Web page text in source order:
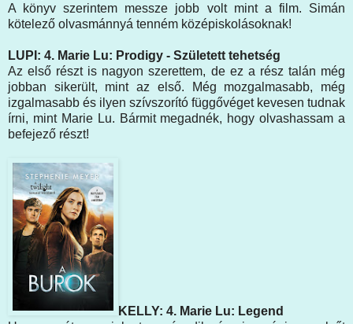
A könyv szerintem messze jobb volt mint a film. Simán
kötelező olvasmánnyá tenném középiskolásoknak!
LUPI: 4. Marie Lu: Prodigy - Született tehetség
Az első részt is nagyon szerettem, de ez a rész talán még
jobban sikerült, mint az első. Még mozgalmasabb, még
izgalmasabb és ilyen szívszorító függővéget kevesen tudnak
írni, mint Marie Lu. Bármit megadnék, hogy olvashassam a
befejező részt!
KELLY: 4. Marie Lu: Legend